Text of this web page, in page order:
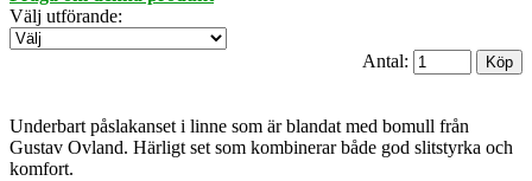
Välj utförande:
Antal:
Underbart påslakanset i linne som är blandat med bomull från
Gustav Ovland. Härligt set som kombinerar både god slitstyrka och
komfort.